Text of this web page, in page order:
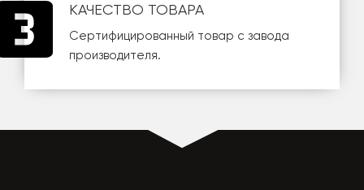
КАЧЕСТВО ТОВАРА
Сертифицированный товар с завода
производителя.